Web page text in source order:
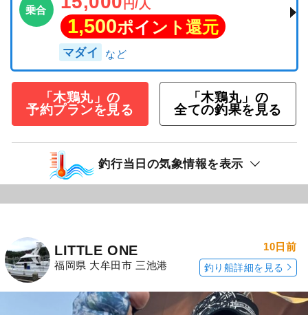
乗合 円/人
1,500ポイント還元
マダイ
「木鶏丸」の
予約プランを見る
「木鶏丸」の
全ての釣果を見る
釣行当日の気象情報を表示
LITTLE ONE
福岡県 大牟田市 三池港
10日前
釣り船詳細を見る